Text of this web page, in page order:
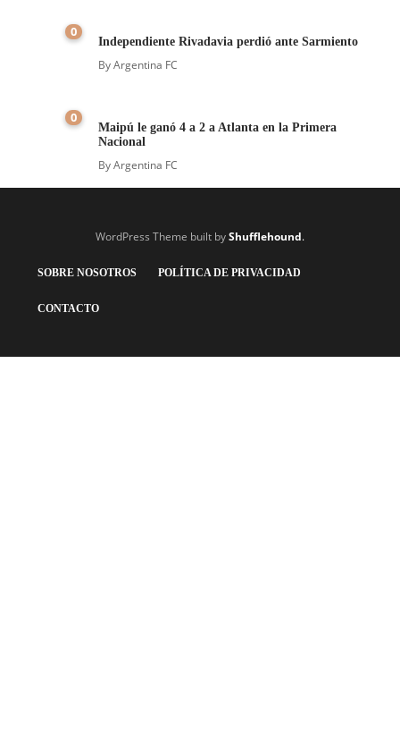
0
Independiente Rivadavia perdió ante Sarmiento
ByArgentina FC
0
Maipú le ganó 4 a 2 a Atlanta en la Primera
Nacional
ByArgentina FC
WordPress Theme built byShufflehound.
SOBRE NOSOTROS POLÍTICA DE PRIVACIDAD
CONTACTO